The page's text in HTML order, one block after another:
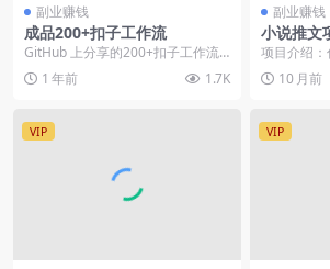
副业赚钱
成品200+扣子工作流
GitHub 上分享的200+扣子工作流
扣子空间工作流 &nbs...
1 年前 1.7K
副业赚钱
小说推文
机混剪
项目介绍：
推文是一种
短视频平台
10 月前
VIP VIP